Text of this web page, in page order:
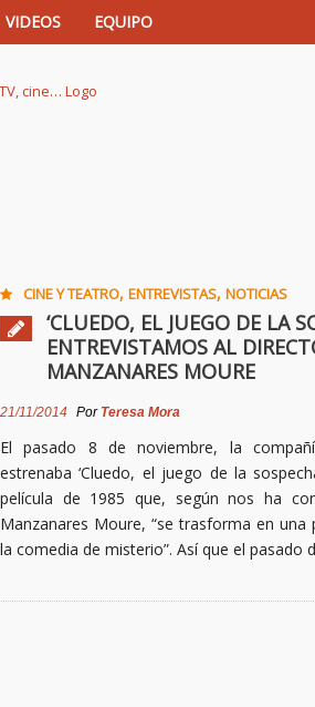
VIDEOS EQUIPO
CINE Y TEATRO, ENTREVISTAS, NOTICIAS
‘CLUEDO, EL JUEGO DE LA
ENTREVISTAMOS AL
MANZANARES MOURE
21/11/2014 Por Teresa Mora
El pasado 8 de noviembre, la
estrenaba ‘Cluedo, el juego de la
película de 1985 que, según nos ha
Manzanares Moure, “se trasforma en una
la comedia de misterio”. Así que el pasado